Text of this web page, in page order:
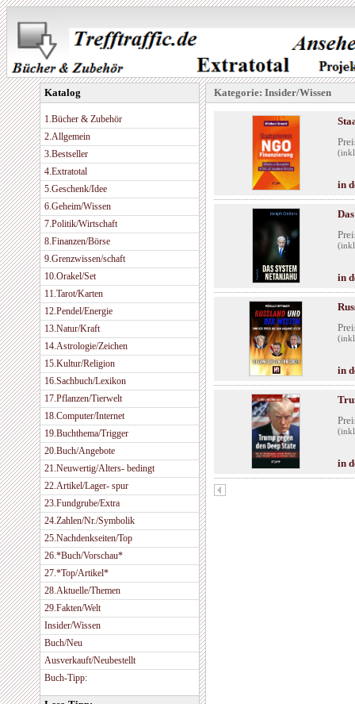
Katalog
1.Bücher & Zubehör
2.Allgemein
3.Bestseller
4.Extratotal
5.Geschenk/Idee
6.Geheim/Wissen
7.Politik/Wirtschaft
8.Finanzen/Börse
9.Grenzwissen/schaft
10.Orakel/Set
11.Tarot/Karten
12.Pendel/Energie
13.Natur/Kraft
14.Astrologie/Zeichen
15.Kultur/Religion
16.Sachbuch/Lexikon
17.Pflanzen/Tierwelt
18.Computer/Internet
19.Buchthema/Trigger
20.Buch/Angebote
21.Neuwertig/Alters- bedingt
22.Artikel/Lager- spur
23.Fundgrube/Extra
24.Zahlen/Nr./Symbolik
25.Nachdenkseiten/Top
26.*Buch/Vorschau*
27.*Top/Artikel*
28.Aktuelle/Themen
29.Fakten/Welt
Insider/Wissen
Buch/Neu
Ausverkauft/Neubestellt
Buch-Tipp:
Kategorie: Insider/Wissen
in
in
in
in